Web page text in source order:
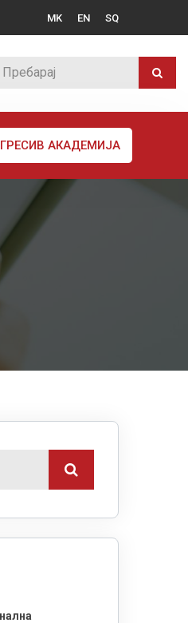
MK EN SQ
АКАДЕМИЈА